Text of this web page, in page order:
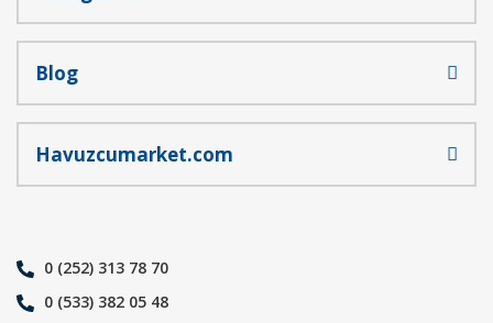
Blog
Havuzcumarket.com
0 (252) 313 78 70
0 (533) 382 05 48